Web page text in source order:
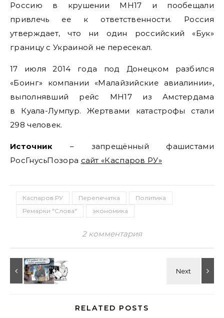
Россию в крушении MH17 и пообещали
привлечь ее к ответственности. Россия
утверждает, что ни один российский «Бук»
границу с Украиной не пересекал.
17 июля 2014 года под Донецком разбился
«Боинг» компании «Малайзийские авиалинии»,
выполнявший рейс MH17 из Амстердама
в Куала-Лумпур. Жертвами катастрофы стали
298 человек.
Источник – запрещённый фашистами
РосГнусьПозора сайт «Каспаров РУ»
Каспаров.РУ Перепечатка
Политика
Ремарки "Слова"
экономика
2 комментария
RELATED POSTS